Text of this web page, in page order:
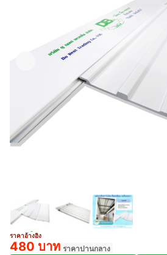
ราคาอ้างอิง
480 บาท ราคาปานกลาง